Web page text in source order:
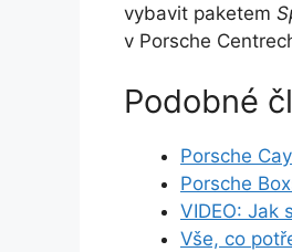
vybavit paketem
v Porsche
Podobné
Porsche
Porsche
VIDEO: Jak
Vše, co